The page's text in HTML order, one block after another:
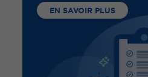
EN SAVOIR PLUS